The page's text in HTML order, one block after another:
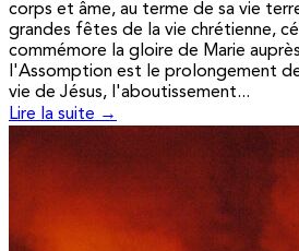
corps et âme, au terme de sa vie
grandes fêtes de la vie chrétienne,
commémore la gloire de Marie
l'Assomption est le prolongement
vie de Jésus, l'aboutissement...
Lire la suite →